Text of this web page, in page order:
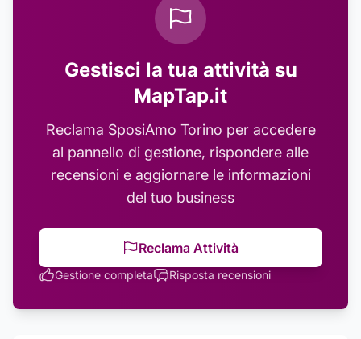
Gestisci la tua attività su
MapTap.it
Reclama SposiAmo Torino per accedere
al pannello di gestione, rispondere alle
recensioni e aggiornare le informazioni
del tuo business
Reclama Attività
Gestione completa Risposta recensioni